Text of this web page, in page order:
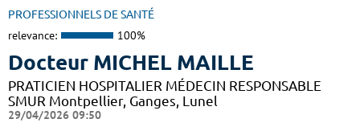
PROFESSIONNELS DE SANTÉ
relevance: 100%
Docteur MICHEL MAILLE
PRATICIEN HOSPITALIER MÉDECIN RESPONSABLE
SMUR Montpellier, Ganges, Lunel
29/04/2026 09:50